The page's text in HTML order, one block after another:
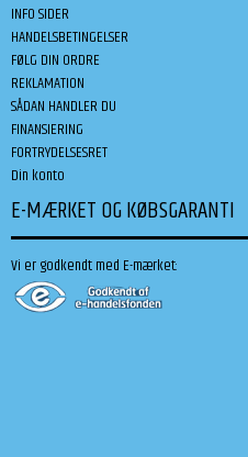
INFO SIDER
HANDELSBETINGELSER
FØLG DIN ORDRE
REKLAMATION
SÅDAN HANDLER DU
FINANSIERING
FORTRYDELSESRET
Din konto
E-MÆRKET OG KØBSGARANTI
Vi er godkendt med E-mærket: